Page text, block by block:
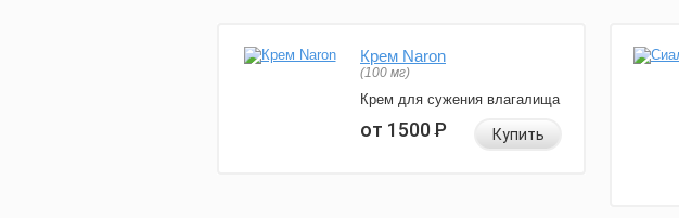
Крем Naron
(100 мг)
Крем для сужения влагалища
от 1500Р Купить